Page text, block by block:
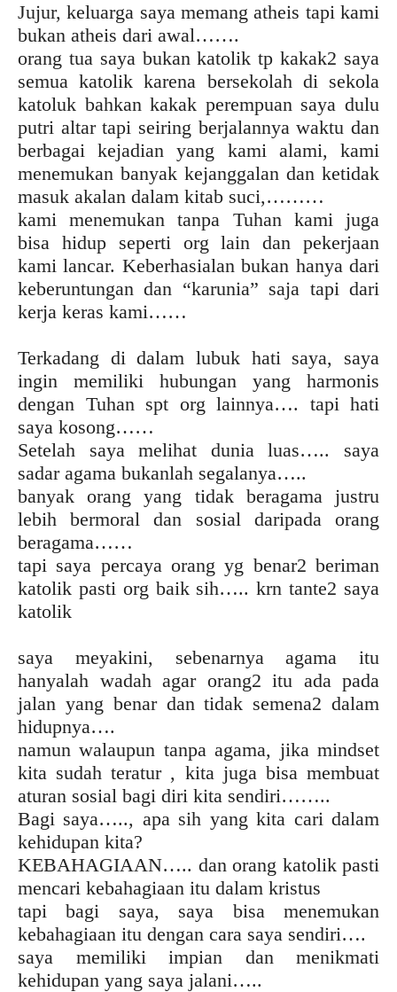
Jujur, keluarga saya memang atheis tapi kami
bukan atheis dari awal…….
orang tua saya bukan katolik tp kakak2 saya
semua katolik karena bersekolah di sekola
katoluk bahkan kakak perempuan saya dulu
putri altar tapi seiring berjalannya waktu dan
berbagai kejadian yang kami alami, kami
menemukan banyak kejanggalan dan ketidak
masuk akalan dalam kitab suci,………
kami menemukan tanpa Tuhan kami juga
bisa hidup seperti org lain dan pekerjaan
kami lancar. Keberhasialan bukan hanya dari
keberuntungan dan “karunia” saja tapi dari
kerja keras kami……
Terkadang di dalam lubuk hati saya, saya
ingin memiliki hubungan yang harmonis
dengan Tuhan spt org lainnya…. tapi hati
saya kosong……
Setelah saya melihat dunia luas….. saya
sadar agama bukanlah segalanya…..
banyak orang yang tidak beragama justru
lebih bermoral dan sosial daripada orang
beragama……
tapi saya percaya orang yg benar2 beriman
katolik pasti org baik sih….. krn tante2 saya
katolik
saya meyakini, sebenarnya agama itu
hanyalah wadah agar orang2 itu ada pada
jalan yang benar dan tidak semena2 dalam
hidupnya….
namun walaupun tanpa agama, jika mindset
kita sudah teratur , kita juga bisa membuat
aturan sosial bagi diri kita sendiri……..
Bagi saya….., apa sih yang kita cari dalam
kehidupan kita?
KEBAHAGIAAN….. dan orang katolik pasti
mencari kebahagiaan itu dalam kristus
tapi bagi saya, saya bisa menemukan
kebahagiaan itu dengan cara saya sendiri….
saya memiliki impian dan menikmati
kehidupan yang saya jalani…..